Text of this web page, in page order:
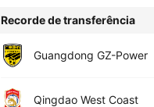
Recorde de transferência
Guangdong GZ-Power
Qingdao West Coast